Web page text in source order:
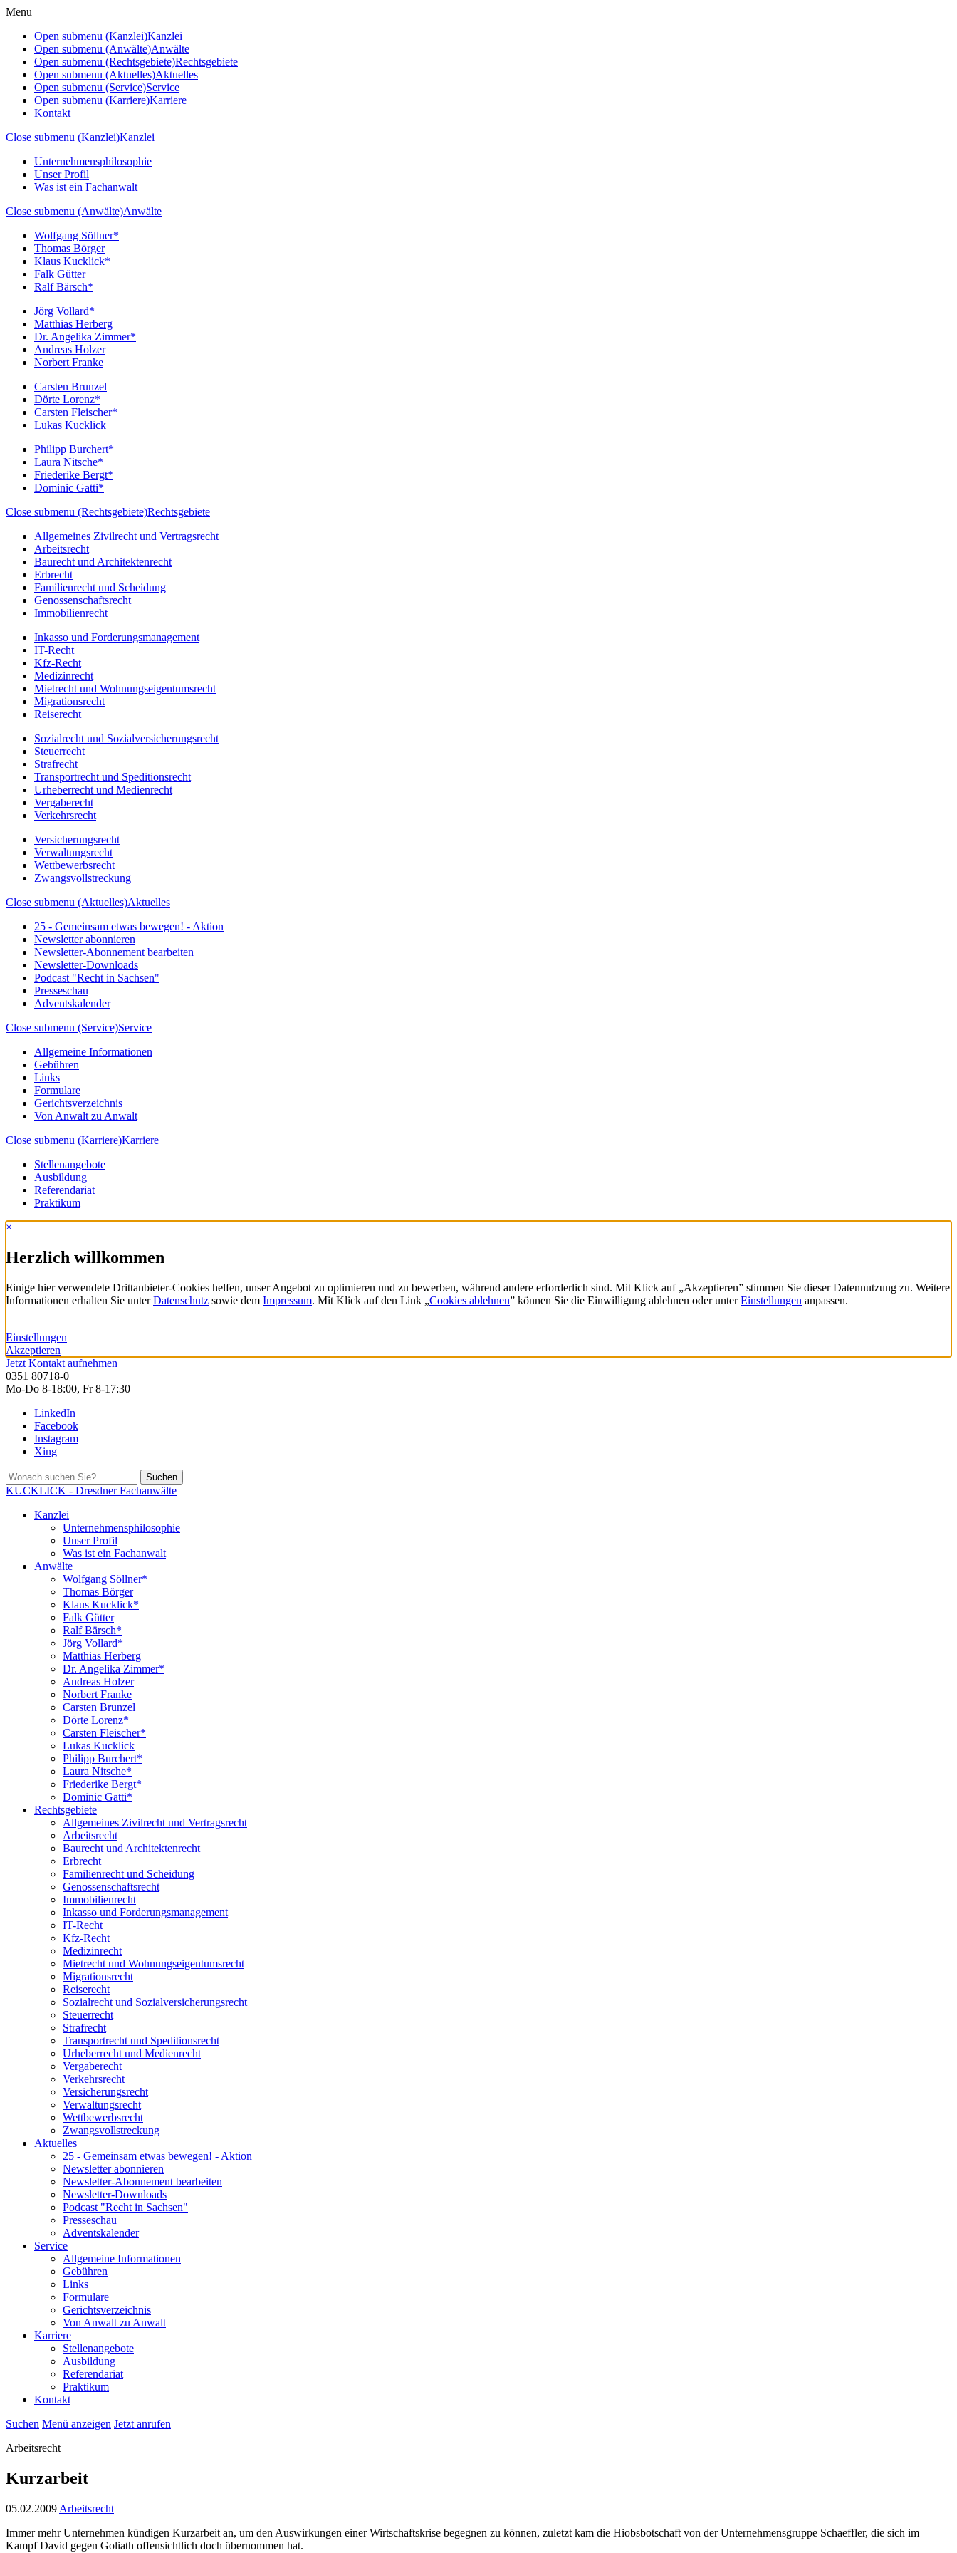
Menu
Open submenu (Kanzlei)Kanzlei
Open submenu (Anwälte)Anwälte
Open submenu (Rechtsgebiete)Rechtsgebiete
Open submenu (Aktuelles)Aktuelles
Open submenu (Service)Service
Open submenu (Karriere)Karriere
Kontakt
Close submenu (Kanzlei)Kanzlei
Unternehmensphilosophie
Unser Profil
Was ist ein Fachanwalt
Close submenu (Anwälte)Anwälte
Wolfgang Söllner*
Thomas Börger
Klaus Kucklick*
Falk Gütter
Ralf Bärsch*
Jörg Vollard*
Matthias Herberg
Dr. Angelika Zimmer*
Andreas Holzer
Norbert Franke
Carsten Brunzel
Dörte Lorenz*
Carsten Fleischer*
Lukas Kucklick
Philipp Burchert*
Laura Nitsche*
Friederike Bergt*
Dominic Gatti*
Close submenu (Rechtsgebiete)Rechtsgebiete
Allgemeines Zivilrecht und Vertragsrecht
Arbeitsrecht
Baurecht und Architektenrecht
Erbrecht
Familienrecht und Scheidung
Genossenschaftsrecht
Immobilienrecht
Inkasso und Forderungsmanagement
IT-Recht
Kfz-Recht
Medizinrecht
Mietrecht und Wohnungseigentumsrecht
Migrationsrecht
Reiserecht
Sozialrecht und Sozialversicherungsrecht
Steuerrecht
Strafrecht
Transportrecht und Speditionsrecht
Urheberrecht und Medienrecht
Vergaberecht
Verkehrsrecht
Versicherungsrecht
Verwaltungsrecht
Wettbewerbsrecht
Zwangsvollstreckung
Close submenu (Aktuelles)Aktuelles
25 - Gemeinsam etwas bewegen! - Aktion
Newsletter abonnieren
Newsletter-Abonnement bearbeiten
Newsletter-Downloads
Podcast "Recht in Sachsen"
Presseschau
Adventskalender
Close submenu (Service)Service
Allgemeine Informationen
Gebühren
Links
Formulare
Gerichtsverzeichnis
Von Anwalt zu Anwalt
Close submenu (Karriere)Karriere
Stellenangebote
Ausbildung
Referendariat
Praktikum
×
Herzlich willkommen
Einige hier verwendete Drittanbieter-Cookies helfen, unser Angebot zu optimieren und zu bewerben, während andere erforderlich sind. Mit Klick auf „Akzeptieren” stimmen Sie dieser Datennutzung zu. Weitere
Informationen erhalten Sie unterDatenschutz sowie dem Impressum. Mit Klick auf den Link „Cookies ablehnen” können Sie die Einwilligung ablehnen oder unterEinstellungen anpassen.
Einstellungen
Akzeptieren
Jetzt Kontakt aufnehmen
0351 80718-0
Mo-Do 8-18:00, Fr 8-17:30
LinkedIn
Facebook
Instagram
Xing
Suchen
KUCKLICK - Dresdner Fachanwälte
Kanzlei
Unternehmensphilosophie
Unser Profil
Was ist ein Fachanwalt
Anwälte
Wolfgang Söllner*
Thomas Börger
Klaus Kucklick*
Falk Gütter
Ralf Bärsch*
Jörg Vollard*
Matthias Herberg
Dr. Angelika Zimmer*
Andreas Holzer
Norbert Franke
Carsten Brunzel
Dörte Lorenz*
Carsten Fleischer*
Lukas Kucklick
Philipp Burchert*
Laura Nitsche*
Friederike Bergt*
Dominic Gatti*
Rechtsgebiete
Allgemeines Zivilrecht und Vertragsrecht
Arbeitsrecht
Baurecht und Architektenrecht
Erbrecht
Familienrecht und Scheidung
Genossenschaftsrecht
Immobilienrecht
Inkasso und Forderungsmanagement
IT-Recht
Kfz-Recht
Medizinrecht
Mietrecht und Wohnungseigentumsrecht
Migrationsrecht
Reiserecht
Sozialrecht und Sozialversicherungsrecht
Steuerrecht
Strafrecht
Transportrecht und Speditionsrecht
Urheberrecht und Medienrecht
Vergaberecht
Verkehrsrecht
Versicherungsrecht
Verwaltungsrecht
Wettbewerbsrecht
Zwangsvollstreckung
Aktuelles
25 - Gemeinsam etwas bewegen! - Aktion
Newsletter abonnieren
Newsletter-Abonnement bearbeiten
Newsletter-Downloads
Podcast "Recht in Sachsen"
Presseschau
Adventskalender
Service
Allgemeine Informationen
Gebühren
Links
Formulare
Gerichtsverzeichnis
Von Anwalt zu Anwalt
Karriere
Stellenangebote
Ausbildung
Referendariat
Praktikum
Kontakt
Suchen Menü anzeigen Jetzt anrufen
Arbeitsrecht
Kurzarbeit
05.02.2009 Arbeitsrecht
Immer mehr Unternehmen kündigen Kurzarbeit an, um den Auswirkungen einer Wirtschaftskrise begegnen zu können, zuletzt kam die Hiobsbotschaft von der Unternehmensgruppe Schaeffler, die sich im
Kampf David gegen Goliath offensichtlich doch übernommen hat.